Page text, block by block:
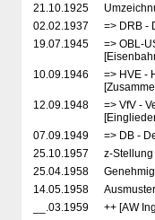
21.10.1925
02.02.1937
=> DRB -
19.07.1945
=> OBL-
10.09.1946
=> HVE -
12.09.1948
=> VfV -
07.09.1949
=> DB -
25.10.1957
z-Stellung
25.04.1958
14.05.1958
__.03.1959
++ [AW